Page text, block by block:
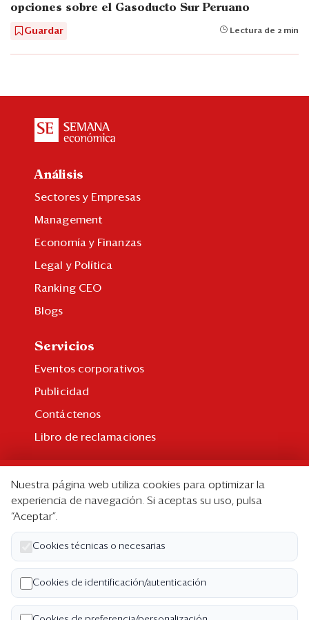
opciones sobre el Gasoducto Sur Peruano
Guardar Lectura de 2 min
Análisis
Sectores y Empresas
Management
Economía y Finanzas
Legal y Política
Ranking CEO
Blogs
Servicios
Eventos corporativos
Publicidad
Contáctenos
Libro de reclamaciones
Suscripción individual
Paquetes corporativos
Edición Impresa
Nosotros
Quiénes somos
Nuestra página web utiliza cookies para optimizar la
experiencia de navegación. Si aceptas su uso, pulsa
“Aceptar”.
Cookies técnicas o necesarias
Cookies de identificación/autenticación